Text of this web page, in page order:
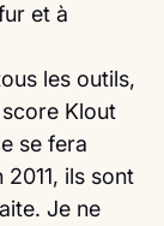
et à
les outils,
Klout
se fera
ils sont
Je ne